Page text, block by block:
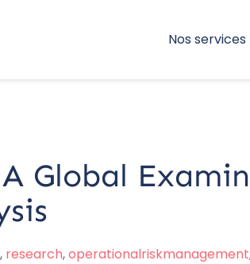
Nos services
Global
, research,operationalriskmanagement